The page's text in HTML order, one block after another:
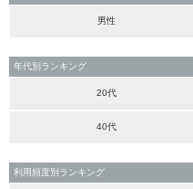
男性
年代別ランキング
20代
40代
利用頻度別ランキング